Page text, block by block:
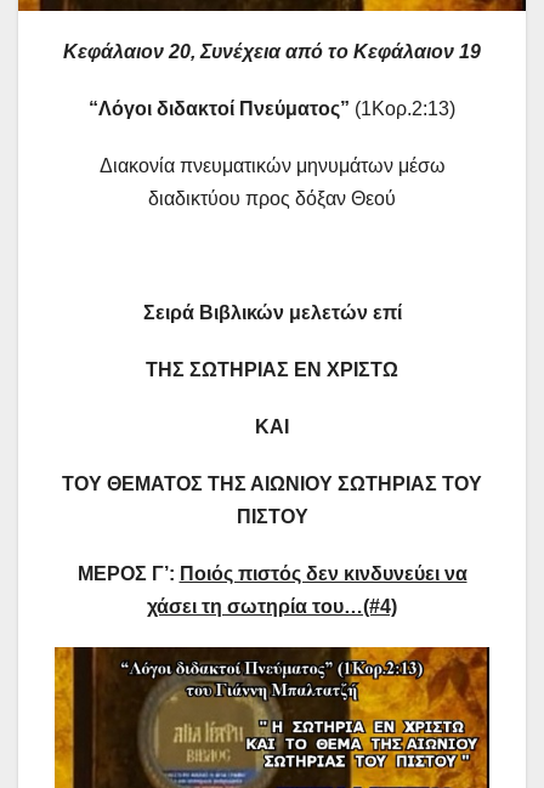
Κεφάλαιον 20, Συνέχεια από το Κεφάλαιον 19
“Λόγοι διδακτοί Πνεύματος” (1Κορ.2:13)
Διακονία πνευματικών μηνυμάτων μέσω
διαδικτύου προς δόξαν Θεού
Σειρά Βιβλικών μελετών επί
ΤΗΣ ΣΩΤΗΡΙΑΣ ΕΝ ΧΡΙΣΤΩ
ΚΑΙ
ΤΟΥ ΘΕΜΑΤΟΣ ΤΗΣ ΑΙΩΝΙΟΥ ΣΩΤΗΡΙΑΣ ΤΟΥ
ΠΙΣΤΟΥ
ΜΕΡΟΣ Γ’: Ποιός πιστός δεν κινδυνεύει να
χάσει τη σωτηρία του…(#4)